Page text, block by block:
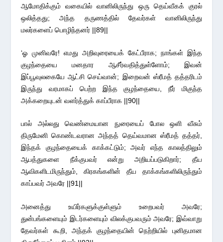
ஆமோதிக்கும் வகையில் வானிலிருந்து ஒரு தெய்வீகக் குரல்
ஒலித்தது; அந்த தருணத்தில் தேவர்கள் வானிலிருந்து
மலர்களைப் பொழிந்தனர் ||89||
‘ஓ முனிவரே! எமது அறிவுரையைக் கேட்பீராக; நாங்கள் இந்த
குழந்தையை மனதார ஆசீர்வதித்துள்ளோம்; இவன்
இப்பூவுலகையே ஆட்சி செய்வான்; இறைவன் ஸ்ரீமத் தத்தரிடம்
இருந்து வரமாகப் பெற்ற இந்த குழந்தையை, நீர் மிகுந்த
அக்கறையுடன் வளர்த்துக் காப்பீராக ||90||
பால் அல்லது வெண்மையான நுரையைப் போல ஒளி வீசும்
திருமேனி கொண்டவரான அந்தத் தெய்வமான ஸ்ரீமத் தத்தர்,
இந்தக் குழந்தையைக் காக்கட்டும்; அவர் எந்த காலத்திலும்
ஆபத்துகளை நீக்குபவர் என்று அறியப்படுகிறார்; தீய
ஆவிகளிடமிருந்தும், கிரகங்களின் தீய தாக்கங்களிலிருந்தும்
காப்பவர் அவரே ||91||
அனைத்து உயிர்களுக்குள்ளும் உறைபவர் அவரே;
துன்பங்களையும் இடர்களையும் விலக்குபவரும் அவரே; இவ்வாறு
தேவர்கள் கூறி, அந்தக் குழந்தையின் நெற்றியில் புனிதமான